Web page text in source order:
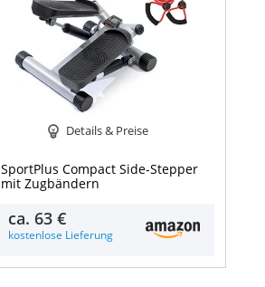
Details & Preise
SportPlus Compact Side-Stepper
mit Zugbändern
ca.63 €
kostenlose Lieferung